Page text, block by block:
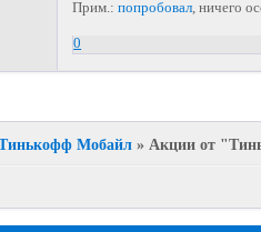
Прим.:попробовал, ничего
0
Мобайл » Акции от